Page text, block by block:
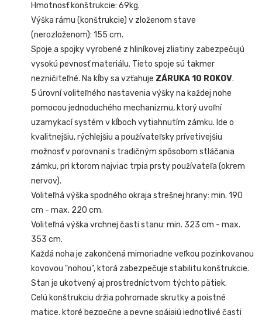
Hmotnosť konštrukcie: 69kg.
Výška rámu (konštrukcie) v zloženom stave
(nerozloženom): 155 cm.
Spoje a spojky vyrobené z hliníkovej zliatiny zabezpečujú
vysokú pevnosť materiálu. Tieto spoje sú takmer
nezničiteľné. Na kĺby sa vzťahuje ZÁRUKA 10 ROKOV.
5 úrovní voliteľného nastavenia výšky na každej nohe
pomocou jednoduchého mechanizmu, ktorý uvoľní
uzamykací systém v kĺboch vytiahnutím zámku. Ide o
kvalitnejšiu, rýchlejšiu a používateľsky prívetivejšiu
možnosť v porovnaní s tradičným spôsobom stláčania
zámku, pri ktorom najviac trpia prsty používateľa (okrem
nervov).
Voliteľná výška spodného okraja strešnej hrany: min. 190
cm - max. 220 cm.
Voliteľná výška vrchnej časti stanu: min. 323 cm - max.
353 cm.
Každá noha je zakončená mimoriadne veľkou pozinkovanou
kovovou "nohou", ktorá zabezpečuje stabilitu konštrukcie.
Stan je ukotvený aj prostredníctvom týchto pätiek.
Celú konštrukciu držia pohromade skrutky a poistné
matice, ktoré bezpečne a pevne spájajú jednotlivé časti